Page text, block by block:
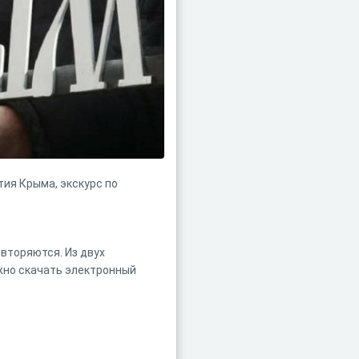
Крыма, экскурс по
Из двух
скачать электронный